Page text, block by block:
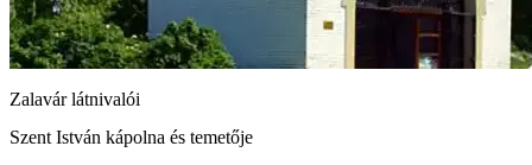
Zalavár látnivalói
Szent István kápolna és temetője